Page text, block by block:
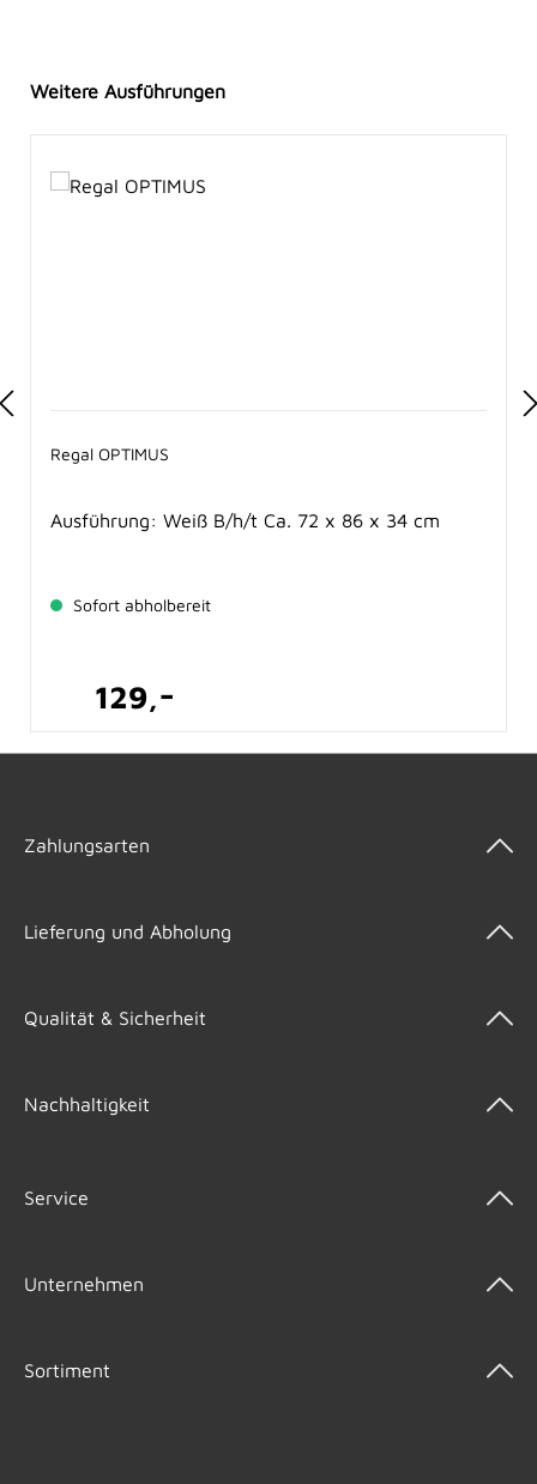
Produktgalerie überspringen
Weitere Ausführungen
Regal OPTIMUS
Ausführung: Weiß B/h/t Ca. 72 x 86 x 34 cm
Sofort abholbereit
129,-
Zahlungsarten
Lieferung und Abholung
Qualität & Sicherheit
Nachhaltigkeit
Service
Unternehmen
Sortiment